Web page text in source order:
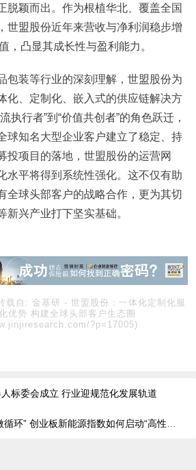
脱颖而出。作为根植华北、覆盖全国
世盟股份近年来营收与净利润稳步增
，凸显其成长性与盈利能力。
包装等行业的深刻理解，世盟股份为
化、定制化、嵌入式的供应链解决方
执行者”到“价值共创者”的角色跃迁，
球知名大型企业客户建立了稳定、持
投项目的落地，世盟股份的运营网
水平将得到系统性强化。这不仅有助
全球头部客户的战略合作，更为其切
新兴产业打下坚实基础。
载自: 金基研 -
世盟股份：一体化定制化服
优势 构建全球头部客户生态圈
?p=17005)
标委会成立 行业迎规范化发展轨道
环” 创业板新能源指数如何启动“高性能引擎”？